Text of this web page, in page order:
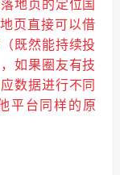
地页的定位国
页直接可以借
既然能持续投
如果圈友有技
数据进行不同
平台同样的原